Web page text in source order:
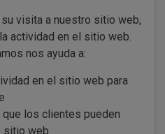
visita a nuestro sitio web,
actividad en el sitio web.
nos ayuda a:
en el sitio web para
los clientes pueden
sitio web